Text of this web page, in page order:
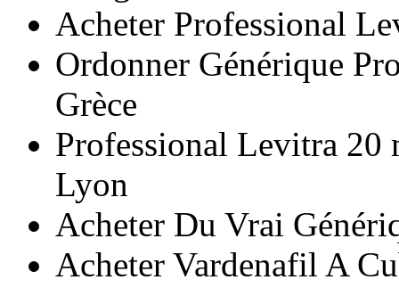
Acheter Professional
Ordonner Générique
Grèce
Professional Levitra 20
Lyon
Acheter Du Vrai
Acheter Vardenafil A